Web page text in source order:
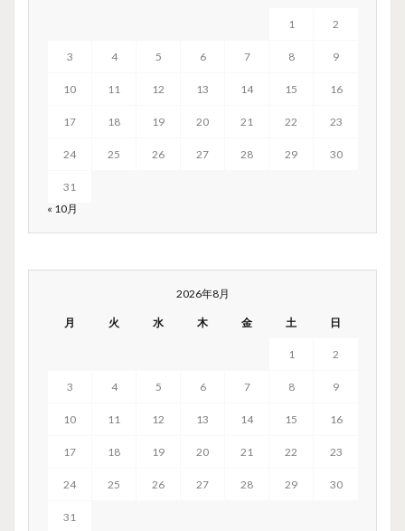
1 2
3 4 5 6 7 8 9
10 11 12 13 14 15 16
17 18 19 20 21 22 23
24 25 26 27 28 29 30
31
« 10月
2026年8月
月 火 水 木 金 土 日
1 2
3 4 5 6 7 8 9
10 11 12 13 14 15 16
17 18 19 20 21 22 23
24 25 26 27 28 29 30
31